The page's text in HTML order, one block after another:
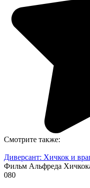
Смотрите также:
Диверсант: Хичкок и
Фильм Альфреда
080